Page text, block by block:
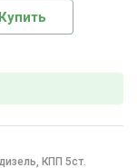
Купить
КПП 5ст.